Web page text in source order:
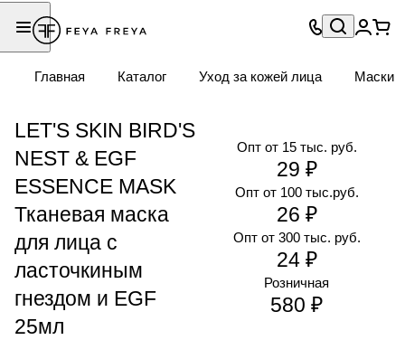
Главная Каталог Уход за кожей лица Маски
LET'S SKIN BIRD'S
NEST & EGF
ESSENCE MASK
Тканевая маска
для лица с
ласточкиным
гнездом и EGF
25мл
Опт от 300 тыс. руб.
24 ₽
Опт от 15 тыс. руб.
29 ₽
Опт от 100 тыс.руб.
26 ₽
Розничная
580 ₽